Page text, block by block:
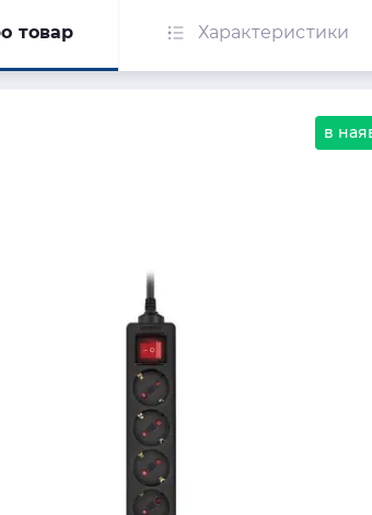
товар Характеристики
в